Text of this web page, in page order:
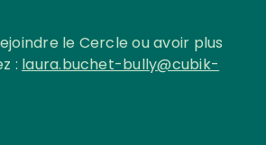
le Cercle ou avoir plus
: laura.buchet-bully@cubik-